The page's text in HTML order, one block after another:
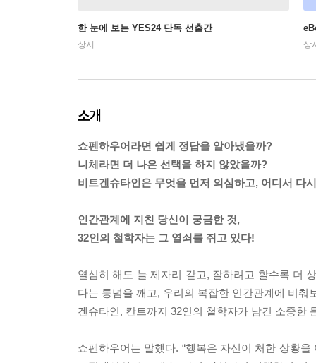
한 눈에 보는 YES24 단독 선출간
상시 상
소개
쇼펜하우어라면 쉽게 정답을 알아냈을까?
니체라면 더 나은 선택을 하지 않았을까?
비트겐슈타인은 무엇을 먼저 의심하고, 어디서 다
인간관계에 지친 당신이 궁금한 것,
32인의 철학자는 그 열쇠를 쥐고 있다!
열심히 해도 늘 제자리 같고, 잘하려고 할수록 더
다는 통념을 깨고, 우리의 복잡한 인간관계에 비
겐슈타인, 칸트까지 32인의 철학자가 남긴 소중한
쇼펜하우어는 말했다. “행복은 자신이 처한 상황